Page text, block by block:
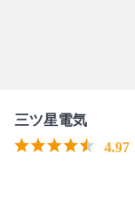
三ツ星電気
4.97